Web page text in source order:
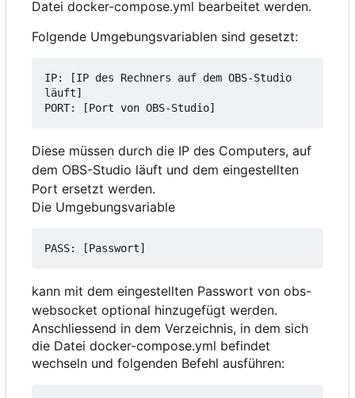
Datei docker-compose.yml bearbeitet werden.
Folgende Umgebungsvariablen sind gesetzt:
IP: [IP des Rechners auf dem OBS-Studio
läuft]
Diese müssen durch die IP des Computers, auf
dem OBS-Studio läuft und dem eingestellten
Port ersetzt werden.
Die Umgebungsvariable
kann mit dem eingestellten Passwort von obs-
websocket optional hinzugefügt werden.
Anschliessend in dem Verzeichnis, in dem sich
die Datei docker-compose.yml befindet
wechseln und folgenden Befehl ausführen: